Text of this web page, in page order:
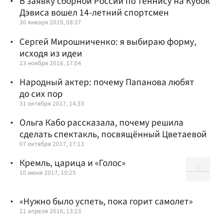
Дэвиса вошел 14-летний спортсмен
30 января 2019, 08:37
Сергей Мирошниченко: я выбираю форму,
исходя из идеи
23 ноября 2018, 17:04
Народный актер: почему Папанова любят
до сих пор
31 октября 2017, 14:33
Ольга Кабо рассказала, почему решила
сделать спектакль, посвящённый Цветаевой
07 октября 2017, 17:13
Кремль, царица и «Голос»
10 июня 2017, 10:25
«Нужно было успеть, пока горит самолет»
21 апреля 2016, 13:23